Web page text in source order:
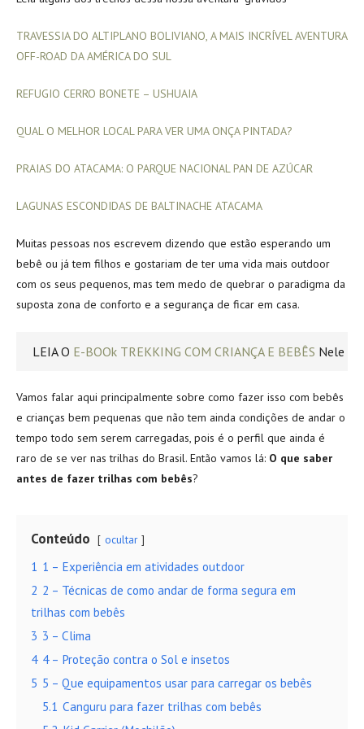
TRAVESSIA DO ALTIPLANO BOLIVIANO, A MAIS INCRÍVEL AVENTURA
OFF-ROAD DA AMÉRICA DO SUL
REFUGIO CERRO BONETE – USHUAIA
QUAL O MELHOR LOCAL PARA VER UMA ONÇA PINTADA?
PRAIAS DO ATACAMA: O PARQUE NACIONAL PAN DE AZÚCAR
LAGUNAS ESCONDIDAS DE BALTINACHE ATACAMA
Muitas pessoas nos escrevem dizendo que estão esperando um
bebê ou já tem filhos e gostariam de ter uma vida mais outdoor
com os seus pequenos, mas tem medo de quebrar o paradigma da
suposta zona de conforto e a segurança de ficar em casa.
LEIA O E-BOOk TREKKING COM CRIANÇA E BEBÊS Nele
Vamos falar aqui principalmente sobre como fazer isso com bebês
e crianças bem pequenas que não tem ainda condições de andar o
tempo todo sem serem carregadas, pois é o perfil que ainda é
raro de se ver nas trilhas do Brasil. Então vamos lá: O que saber
antes de fazer trilhas com bebês?
Conteúdo ocultar
1 1 – Experiência em atividades outdoor
2 2 – Técnicas de como andar de forma segura em
trilhas com bebês
3 3 – Clima
4 4 – Proteção contra o Sol e insetos
5 5 – Que equipamentos usar para carregar os bebês
5.1 Canguru para fazer trilhas com bebês